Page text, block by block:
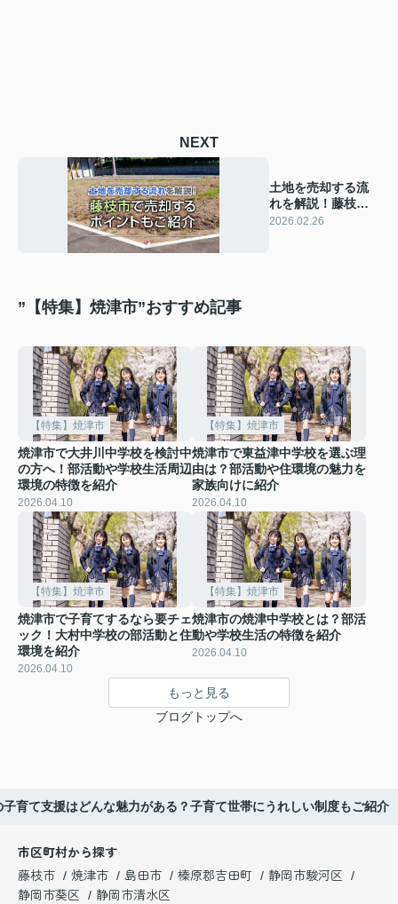
NEXT
土地を売却する流
れを解説！藤枝市
で売却するポイン
2026.02.26
”【特集】焼津市”おすすめ記事
【特集】焼津市
焼津市で大井川中学校を検討中
の方へ！部活動や学校生活周辺
環境の特徴を紹介
2026.04.10
【特集】焼津市
焼津市で東益津中学校を選ぶ理
由は？部活動や住環境の魅力を
家族向けに紹介
2026.04.10
【特集】焼津市
焼津市で子育てするなら要チェ
ック！大村中学校の部活動と住
環境を紹介
2026.04.10
【特集】焼津市
焼津市の焼津中学校とは？部活
動や学校生活の特徴を紹介
2026.04.10
もっと見る
ブログトップへ
子育て支援はどんな魅力がある？子育て世帯にうれしい制度もご紹介
市区町村から探す
藤枝市
焼津市 島田市 榛原郡吉田町
静岡市駿河区
静岡市葵区
静岡市清水区